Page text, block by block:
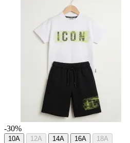
-30%
10A 12A 14A 16A 18A